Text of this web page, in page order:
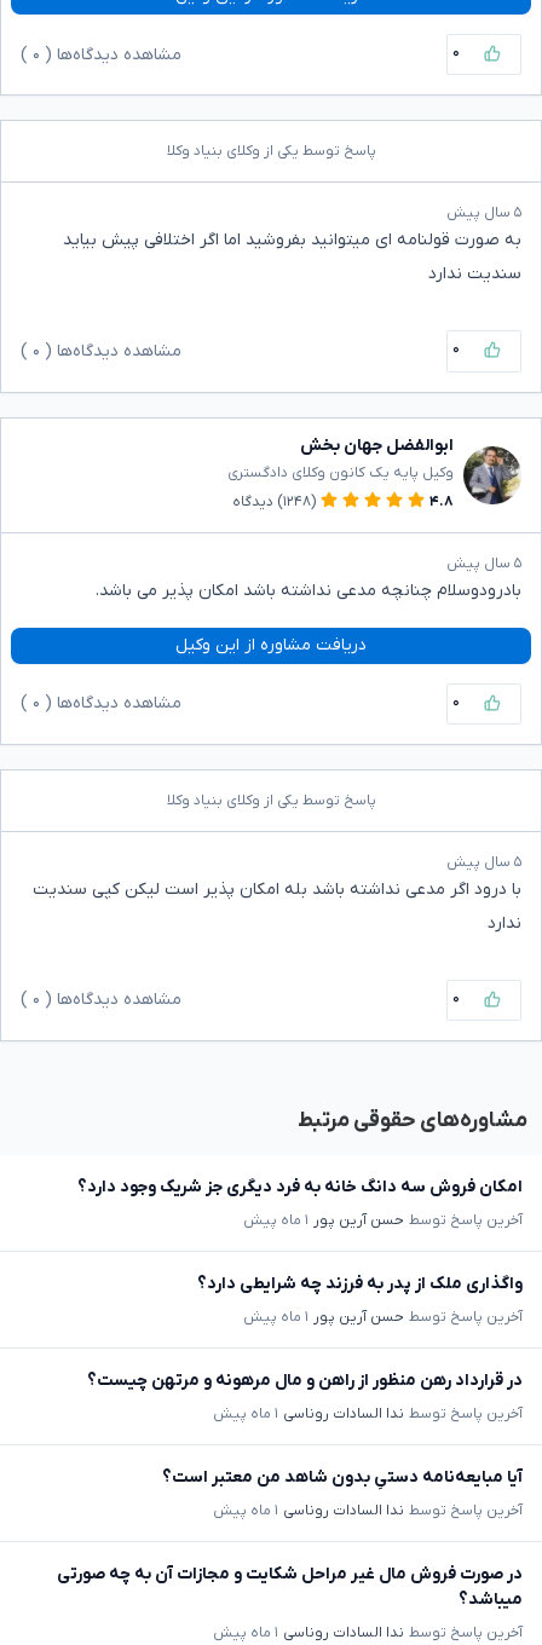
۰ مشاهده دیدگاه‌ها ( ۰
پاسخ توسط یکی از وکلای بنیاد وکلا
۵ سال پیش
به صورت قولنامه ای میتوانید بفروشید اما اگر اختلافی پیش بیاید
سندیت ندارد
۰ مشاهده دیدگاه‌ها ( ۰
ابوالفضل جهان بخش
وکیل پایه یک کانون وکلای دادگستری
۴.۸
(۱۲۴۸) دیدگاه
۵ سال پیش
بادرودوسلام چنانچه مدعی نداشته باشد امکان پذیر می باشد.
دریافت مشاوره از این وکیل
۰ مشاهده دیدگاه‌ها ( ۰
پاسخ توسط یکی از وکلای بنیاد وکلا
۵ سال پیش
با درود اگر مدعی نداشته باشد بله امکان پذیر است لیکن کپی سندیت
ندارد
۰ مشاهده دیدگاه‌ها ( ۰
مشاوره‌های حقوقی مرتبط
امکان فروش سه دانگ خانه به فرد دیگری جز شریک وجود دارد؟
آخرین پاسخ توسط حسن آرین پور ۱ ماه پیش
واگذاری ملک از پدر به فرزند چه شرایطی دارد؟
آخرین پاسخ توسط حسن آرین پور ۱ ماه پیش
در قرارداد رهن منظور از راهن و مال مرهونه و مرتهن چیست؟
آخرین پاسخ توسط ندا السادات روناسی ۱ ماه پیش
آیا مبایعه‌نامه دستیِ بدون شاهد من معتبر است؟
آخرین پاسخ توسط ندا السادات روناسی ۱ ماه پیش
در صورت فروش مال غیر مراحل شکایت و مجازات آن به چه صورتی
میباشد؟
آخرین پاسخ توسط ندا السادات روناسی ۱ ماه پیش